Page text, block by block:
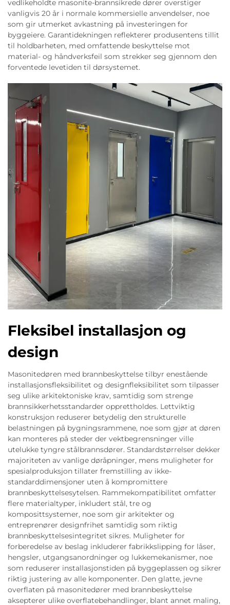
vedlikeholdte masonite-brannsikrede dører overstiger
vanligvis 20 år i normale kommersielle anvendelser, noe
som gir utmerket avkastning på investeringen for
byggeiere. Garantidekningen reflekterer produsentens tillit
til holdbarheten, med omfattende beskyttelse mot
material- og håndverksfeil som strekker seg gjennom den
forventede levetiden til dørsystemet.
Fleksibel installasjon og
design
Masonitedøren med brannbeskyttelse tilbyr enestående
installasjonsfleksibilitet og designfleksibilitet som tilpasser
seg ulike arkitektoniske krav, samtidig som strenge
brannsikkerhetsstandarder opprettholdes. Lettviktig
konstruksjon reduserer betydelig den strukturelle
belastningen på bygningsrammene, noe som gjør at døren
kan monteres på steder der vektbegrensninger ville
utelukke tyngre stålbrannsdører. Standardstørrelser dekker
majoriteten av vanlige døråpninger, mens muligheter for
spesialproduksjon tillater fremstilling av ikke-
standarddimensjoner uten å kompromittere
brannbeskyttelsesytelsen. Rammekompatibilitet omfatter
flere materialtyper, inkludert stål, tre og
komposittsystemer, noe som gir arkitekter og
entreprenører designfrihet samtidig som riktig
brannbeskyttelsesintegritet sikres. Muligheter for
forberedelse av beslag inkluderer fabrikkslipping for låser,
hengsler, utgangsanordninger og lukkemekanismer, noe
som reduserer installasjonstiden på byggeplassen og sikrer
riktig justering av alle komponenter. Den glatte, jevne
overflaten på masonitedører med brannbeskyttelse
aksepterer ulike overflatebehandlinger, blant annet maling,